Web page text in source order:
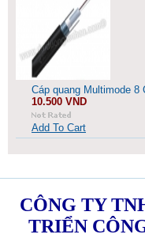
Cáp quang Multimode 8
10.500 VND
Add To Cart
CÔNG TY
TRIỂN